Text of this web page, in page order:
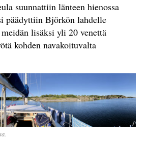
suunnattiin länteen hienossa
päädyttiin Björkön lahdelle
lisäksi yli 20 venettä
kohden navakoituvalta